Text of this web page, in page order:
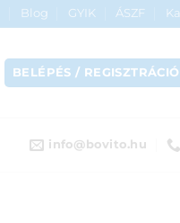
Blog GYIK ÁSZF
BELÉPÉS / REGISZTRÁCIÓ
info@bovito.hu